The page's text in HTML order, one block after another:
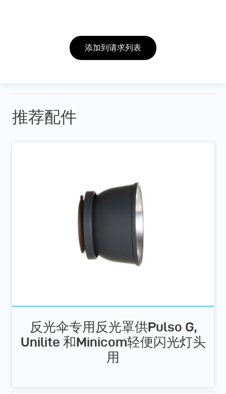
添加到请求列表
推荐配件
反光伞专用反光罩供Pulso G,
Unilite 和Minicom轻便闪光灯头
用